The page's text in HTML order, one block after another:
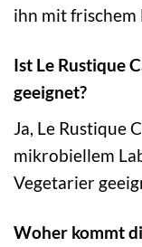
ihn mit frischem
Ist Le Rustique
geeignet?
Ja, Le Rustique
mikrobiellem
Vegetarier
Woher kommt